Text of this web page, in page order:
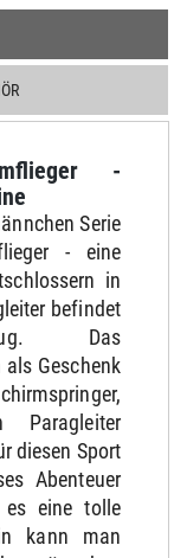
-
Serie
- eine
in
befindet
Das
Geschenk
Paragleiter
diesen Sport
Abenteuer
es eine tolle
kann man